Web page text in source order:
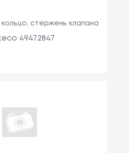
кольцо, стержень клапана
49472847